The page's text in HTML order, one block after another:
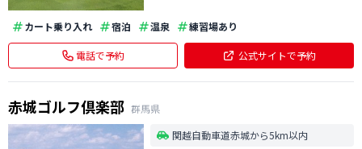
カート乗り入れ 宿泊 温泉 練習場あり
電話で予約 公式サイトで予約
赤城ゴルフ倶楽部 群馬県
関越自動車道赤城から5km以内